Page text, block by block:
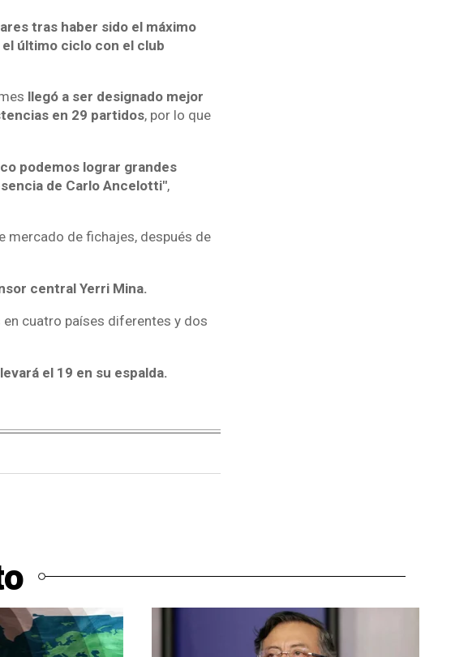
tras haber sido el máximo
último ciclo con el club
llegó a ser designado mejor
en 29 partidos, por lo que
podemos lograr grandes
de Carlo Ancelotti",
mercado de fichajes, después de
central Yerri Mina.
cuatro países diferentes y dos
el 19 en su espalda.